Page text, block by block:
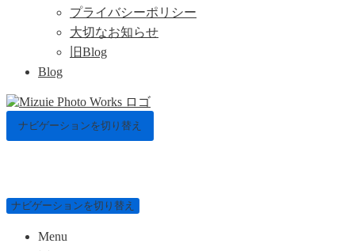
プライバシーポリシー
大切なお知らせ
旧Blog
Blog
ナビゲーションを切り替え
ナビゲーションを切り替え
Menu